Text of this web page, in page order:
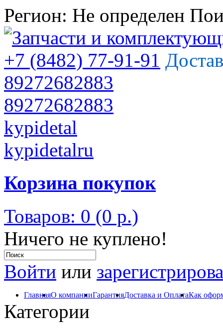
Регион: Не определен
+7 (8482) 77-91-91
89272682883
89272682883
kypidetal
kypidetalru
Корзина покупок
Товаров: 0 (0 р.)
Ничего не куплено!
Войти или
ГлавнаяО компанииГарантияДоставка и ОплатаКак
Категории